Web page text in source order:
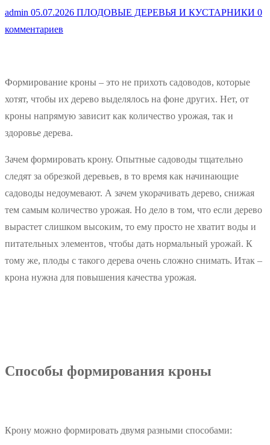
admin 05.07.2026 ПЛОДОВЫЕ ДЕРЕВЬЯ И КУСТАРНИКИ 0
комментариев
Формирование кроны – это не прихоть садоводов, которые
хотят, чтобы их дерево выделялось на фоне других. Нет, от
кроны напрямую зависит как количество урожая, так и
здоровье дерева.
Зачем формировать крону. Опытные садоводы тщательно
следят за обрезкой деревьев, в то время как начинающие
садоводы недоумевают. А зачем укорачивать дерево, снижая
тем самым количество урожая. Но дело в том, что если дерево
вырастет слишком высоким, то ему просто не хватит воды и
питательных элементов, чтобы дать нормальный урожай. К
тому же, плоды с такого дерева очень сложно снимать. Итак –
крона нужна для повышения качества урожая.
Способы формирования кроны
Крону можно формировать двумя разными способами: